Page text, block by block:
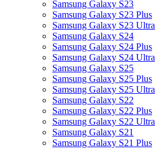
Samsung Galaxy S23
Samsung Galaxy S23 Plus
Samsung Galaxy S23 Ultra
Samsung Galaxy S24
Samsung Galaxy S24 Plus
Samsung Galaxy S24 Ultra
Samsung Galaxy S25
Samsung Galaxy S25 Plus
Samsung Galaxy S25 Ultra
Samsung Galaxy S22
Samsung Galaxy S22 Plus
Samsung Galaxy S22 Ultra
Samsung Galaxy S21
Samsung Galaxy S21 Plus